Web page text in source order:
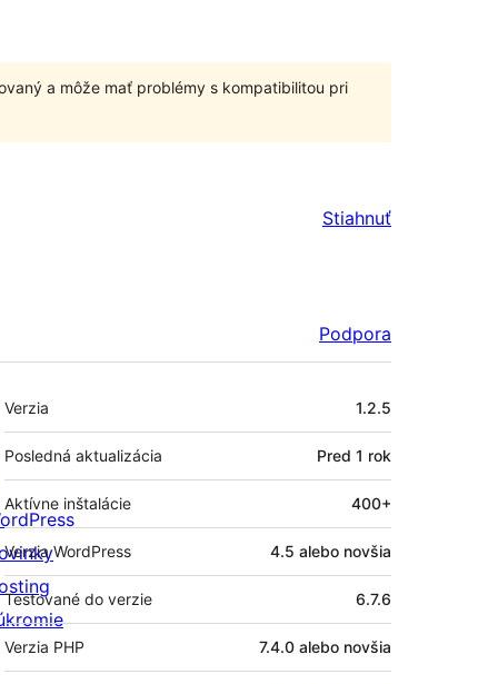
a môže mať problémy s kompatibilitou pri
Stiahnuť
Podpora
Meta
Verzia 1.2.5
Posledná aktualizácia Pred 1 rok
Aktívne inštalácie 400+
Verzia WordPress 4.5 alebo novšia
Testované do verzie 6.7.6
Verzia PHP 7.4.0 alebo novšia